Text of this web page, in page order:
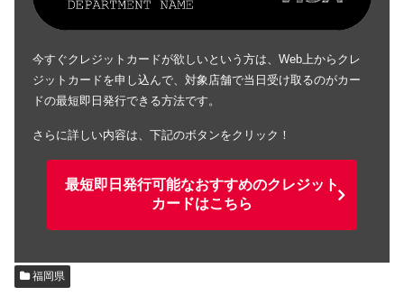
今すぐクレジットカードが欲しいという方は、Web上からクレ
ジットカードを申し込んで、対象店舗で当日受け取るのがカー
ドの最短即日発行できる方法です。
さらに詳しい内容は、下記のボタンをクリック！
最短即日発行可能なおすすめのクレジット
カードはこちら
福岡県